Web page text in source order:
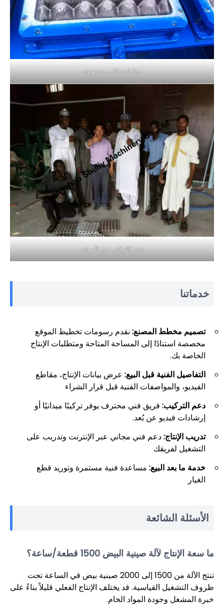
خيارات قالب مخصصة
دعم التركيب في الموقع
خدماتنا
تصميم مخطط المصنع: نقدم رسومات تخطيط الموقع
مخصصة استنادًا إلى المساحة المتاحة ومتطلبات الإنتاج
الخاصة بك.
التفاصيل الفنية قبل البيع: عرض بيانات الإنتاج، مقاطع
الفيديو، والمواصفات الفنية قبل قرار الشراء
دعم التركيب: فريق فني محترف يوفر تركيبًا ميدانيًا أو
إرشادات فيديو عن بُعد.
تدريب الإنتاج:دعم فني مجاني عبر الإنترنت وتدريب على
التشغيل لفريقك
خدمة ما بعد البيع: مساعدة فنية مستمرة وتوريد قطع
الغيار
الأسئلة الشائعة
ما سعة الإنتاج لآلة صينية البيض 1500 قطعة/ساعة؟
تنتج الآلة من 1500 إلى 2000 صينية بيض في الساعة تحت
ظروف التشغيل القياسية. قد يختلف الإنتاج الفعلي قليلاً بناءً على
خبرة المشغل وجودة المواد الخام.